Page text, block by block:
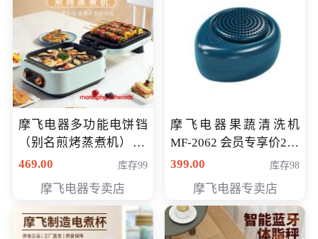
摩飞电器多功能电饼铛
（别名煎烤蒸煮机） 型
号MF-8888B 会员专享
469.00 库存99
摩飞电器专卖店
摩飞电器果蔬清洗机
MF-2062 会员专享价268
元
399.00 库存98
摩飞电器专卖店